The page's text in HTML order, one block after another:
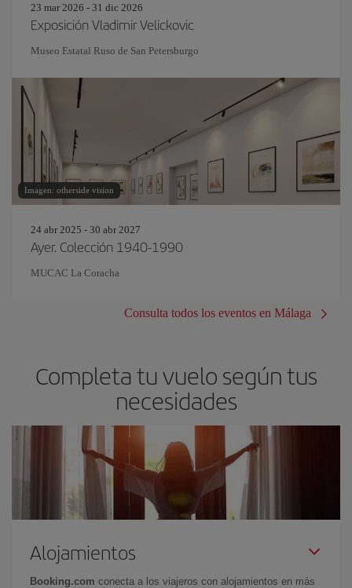
23 mar 2026 - 31 dic 2026
Exposición Vladimir Velickovic
Museo Estatal Ruso de San Petersburgo
Imagen: otherside vision
24 abr 2025 - 30 abr 2027
Ayer. Colección 1940-1990
MUCAC La Coracha
Consulta todos los eventos en Málaga
Completa tu vuelo según tus
necesidades
Alojamientos
Booking.com conecta a los viajeros con alojamientos en más